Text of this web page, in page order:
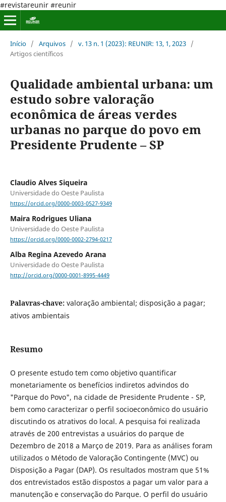
#revistareunir #reunir
Início / Arquivos / v. 13 n. 1 (2023): REUNIR: 13, 1, 2023 /
Artigos científicos
Qualidade ambiental urbana: um
estudo sobre valoração
econômica de áreas verdes
urbanas no parque do povo em
Presidente Prudente – SP
Claudio Alves Siqueira
Universidade do Oeste Paulista
https://orcid.org/0000-0003-0527-9349
Maira Rodrigues Uliana
Universidade do Oeste Paulista
https://orcid.org/0000-0002-2794-0217
Alba Regina Azevedo Arana
Universidade do Oeste Paulista
http://orcid.org/0000-0001-8995-4449
Palavras-chave: valoração ambiental; disposição a pagar;
ativos ambientais
Resumo
O presente estudo tem como objetivo quantificar
monetariamente os benefícios indiretos advindos do
"Parque do Povo", na cidade de Presidente Prudente - SP,
bem como caracterizar o perfil socioeconômico do usuário
discutindo os atrativos do local. A pesquisa foi realizada
através de 200 entrevistas a usuários do parque de
Dezembro de 2018 a Março de 2019. Para as análises foram
utilizados o Método de Valoração Contingente (MVC) ou
Disposição a Pagar (DAP). Os resultados mostram que 51%
dos entrevistados estão dispostos a pagar um valor para a
manutenção e conservação do Parque. O perfil do usuário